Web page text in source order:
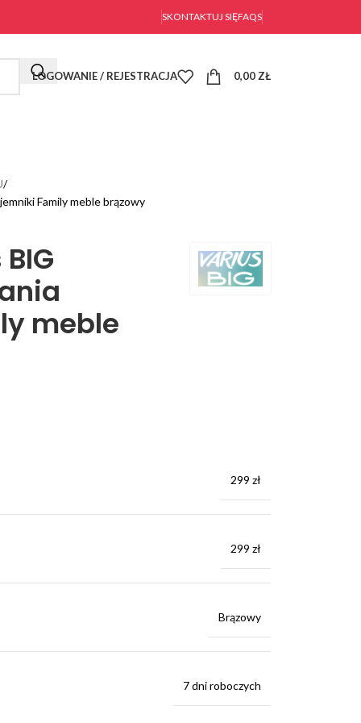
SKONTAKTUJ SIĘFAQS
LOGOWANIE / REJESTRACJA 0,00 ZŁ
Family meble brązowy
meble
299 zł
299 zł
Brązowy
7 dni roboczych